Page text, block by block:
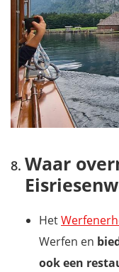
Waar
Het
Werfen en
ook een